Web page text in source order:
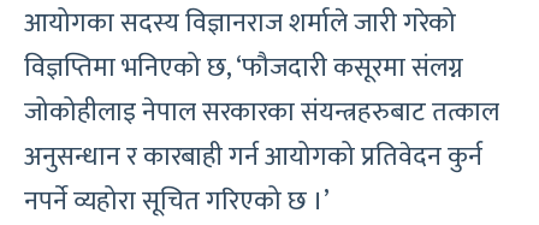
आयोगका सदस्य विज्ञानराज शर्माले जारी गरेको
विज्ञप्तिमा भनिएको छ, ‘फौजदारी कसूरमा संलग्न
जोकोहीलाइ नेपाल सरकारका संयन्त्रहरुबाट तत्काल
अनुसन्धान र कारबाही गर्न आयोगको प्रतिवेदन कुर्न
नपर्ने व्यहोरा सूचित गरिएको छ ।’